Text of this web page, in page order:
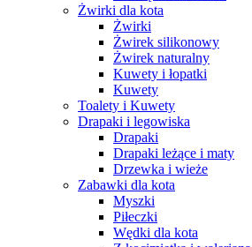
Żwirki dla kota
Żwirki
Żwirek silikonowy
Żwirek naturalny
Kuwety i łopatki
Kuwety
Toalety i Kuwety
Drapaki i legowiska
Drapaki
Drapaki leżące i maty
Drzewka i wieże
Zabawki dla kota
Myszki
Piłeczki
Wędki dla kota